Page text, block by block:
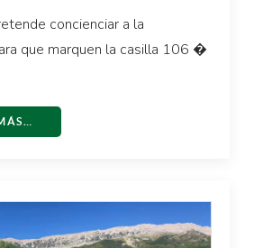
concienciar a la
que marquen la casilla 106 �